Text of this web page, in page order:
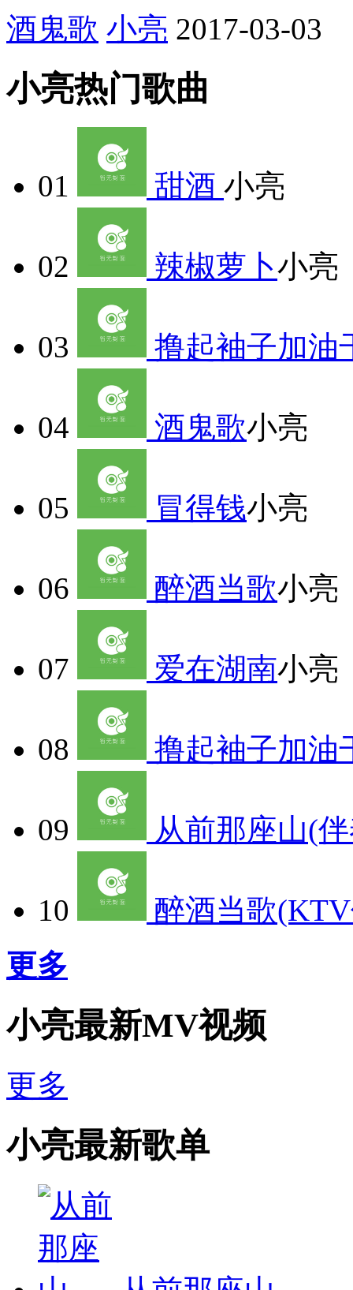
酒鬼歌 小亮 2017-03-03
小亮热门歌曲
01 甜酒 小亮
02 辣椒萝卜小亮
03 撸起袖子加油
04 酒鬼歌小亮
05 冒得钱小亮
06 醉酒当歌小亮
07 爱在湖南小亮
08 撸起袖子加油
09 从前那座山(
10
醉酒当歌
更多
小亮最新MV视频
更多
小亮最新歌单